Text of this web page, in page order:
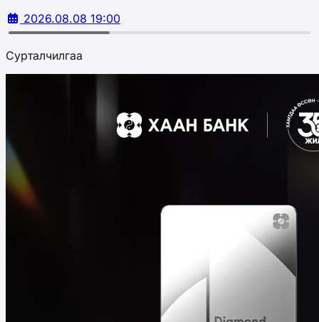
2026.08.08 19:00
Сурталчилгаа